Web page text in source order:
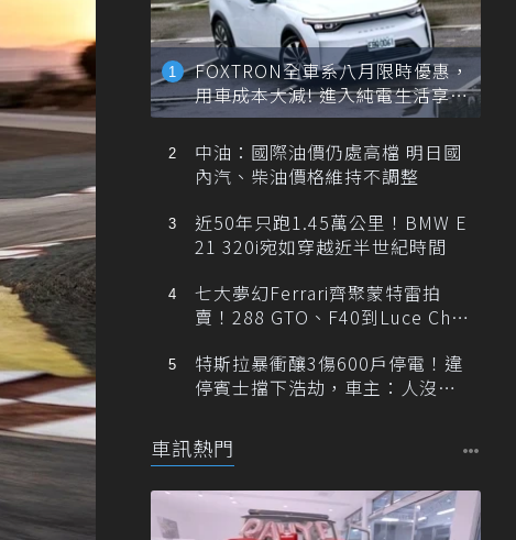
FOXTRON全車系八月限時優惠，
用車成本大減! 進入純電生活享
「零稅金＋零保養」新時代
中油：國際油價仍處高檔 明日國
內汽、柴油價格維持不調整
近50年只跑1.45萬公里！BMW E
21 320i宛如穿越近半世紀時間
七大夢幻Ferrari齊聚蒙特雷拍
賣！288 GTO、F40到Luce Cha
特斯拉暴衝釀3傷600戶停電！違
停賓士擋下浩劫，車主：人沒事
車訊熱門